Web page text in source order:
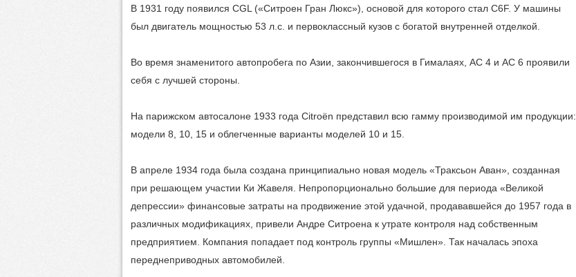
В 1931 году появился CGL («Ситроен Гран Люкс»), основой для которого стал С6F. У машины
был двигатель мощностью 53 л.с. и первоклассный кузов с богатой внутренней отделкой.
Во время знаменитого автопробега по Азии, закончившегося в Гималаях, АС 4 и АС 6 проявили
себя с лучшей стороны.
На парижском автосалоне 1933 года Citroën представил всю гамму производимой им продукции:
модели 8, 10, 15 и облегченные варианты моделей 10 и 15.
В апреле 1934 года была создана принципиально новая модель «Траксьон Аван», созданная
при решающем участии Ки Жавеля. Непропорционально большие для периода «Великой
депрессии» финансовые затраты на продвижение этой удачной, продававшейся до 1957 года в
различных модификациях, привели Андре Ситроена к утрате контроля над собственным
предприятием. Компания попадает под контроль группы «Мишлен». Так началась эпоха
переднеприводных автомобилей.